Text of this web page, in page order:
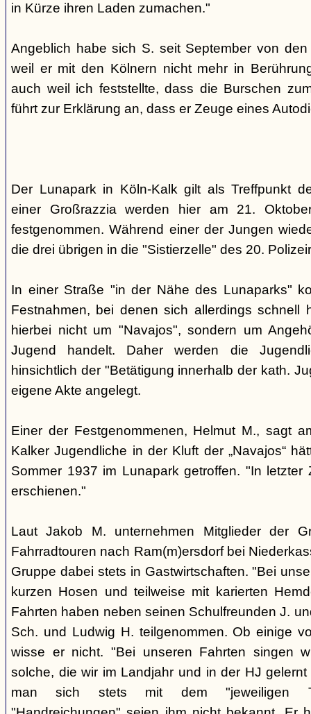
in Kürze ihren Laden zumachen."
Angeblich habe sich S. seit September von
weil er mit den Kölnern nicht mehr in
auch weil ich feststellte, dass die Burschen
führt zur Erklärung an, dass er Zeuge eines
Der Lunapark in Köln-Kalk gilt als Treffpunkt
einer Großrazzia werden hier am 21.
festgenommen. Während einer der Jungen
die drei übrigen in die "Sistierzelle" des 20.
In einer Straße "in der Nähe des Lunaparks"
Festnahmen, bei denen sich allerdings schnell
hierbei nicht um "Navajos", sondern um
Jugend handelt. Daher werden die
hinsichtlich der "Betätigung innerhalb der kath.
eigene Akte angelegt.
Einer der Festgenommenen, Helmut M., sagt
Kalker Jugendliche in der Kluft der „Navajos“
Sommer 1937 im Lunapark getroffen. "In
erschienen."
Laut Jakob M. unternehmen Mitglieder der
Fahrradtouren nach Ram(m)ersdorf bei
Gruppe dabei stets in Gastwirtschaften. "Bei
kurzen Hosen und teilweise mit karierten
Fahrten haben neben seinen Schulfreunden J.
Sch. und Ludwig H. teilgenommen. Ob einige
wisse er nicht. "Bei unseren Fahrten singen
solche, die wir im Landjahr und in der HJ
man sich stets mit dem "jeweiligen